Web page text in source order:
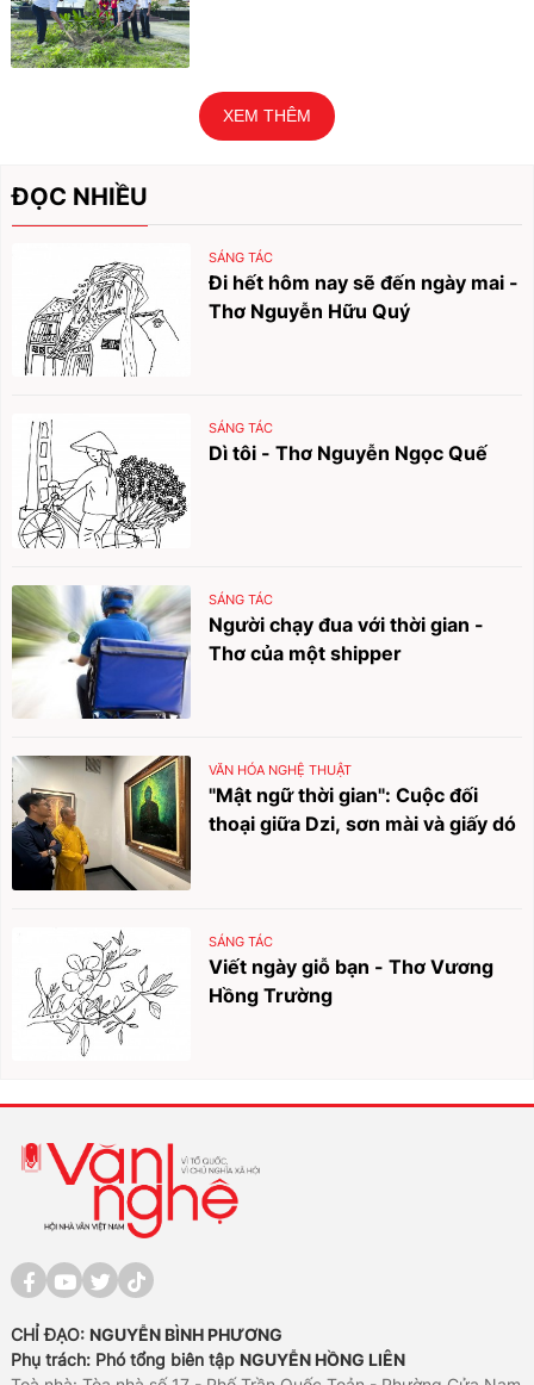
XEM THÊM
ĐỌC NHIỀU
SÁNG TÁC
Đi hết hôm nay sẽ đến ngày mai -
Thơ Nguyễn Hữu Quý
SÁNG TÁC
Dì tôi - Thơ Nguyễn Ngọc Quế
SÁNG TÁC
Người chạy đua với thời gian -
Thơ của một shipper
VĂN HÓA NGHỆ THUẬT
"Mật ngữ thời gian": Cuộc đối
thoại giữa Dzi, sơn mài và giấy dó
SÁNG TÁC
Viết ngày giỗ bạn - Thơ Vương
Hồng Trường
CHỈ ĐẠO: NGUYỄN BÌNH PHƯƠNG
Phụ trách: Phó tổng biên tập NGUYỄN HỒNG LIÊN